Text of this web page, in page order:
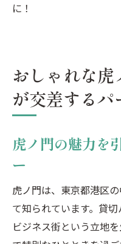
に！
おしゃれな
が交差する
虎ノ門の魅力を
ー
虎ノ門は、東京都港区
て知られています。貸切
ビジネス街という立地